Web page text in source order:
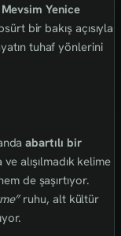
Mevsim Yenice
bir bakış açısıyla
tuhaf yönlerini
abartılı bir
alışılmadık kelime
de şaşırtıyor.
ruhu, alt kültür